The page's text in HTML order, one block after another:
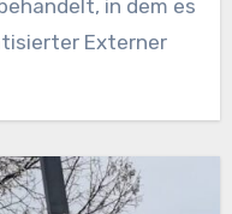
in dem es
Externer